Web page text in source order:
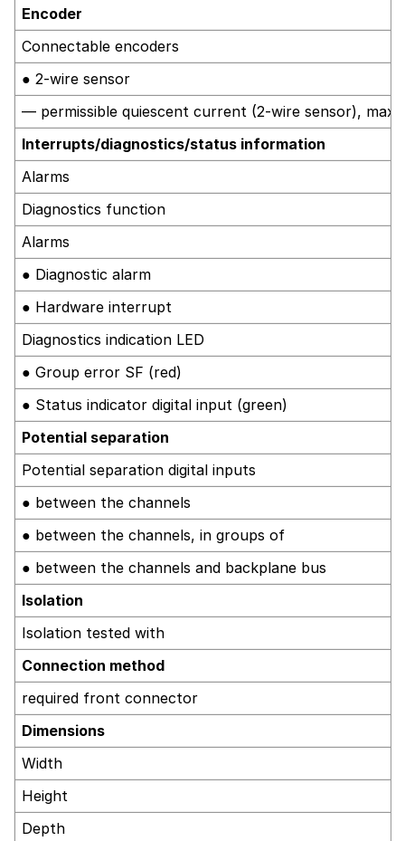
Encoder
Connectable encoders
● 2-wire sensor
— permissible quiescent current (2-wire sensor), max.
Interrupts/diagnostics/status information
Alarms
Diagnostics function
Alarms
● Diagnostic alarm
● Hardware interrupt
Diagnostics indication LED
● Group error SF (red)
● Status indicator digital input (green)
Potential separation
Potential separation digital inputs
● between the channels
● between the channels, in groups of
● between the channels and backplane bus
Isolation
Isolation tested with
Connection method
required front connector
Dimensions
Width
Height
Depth